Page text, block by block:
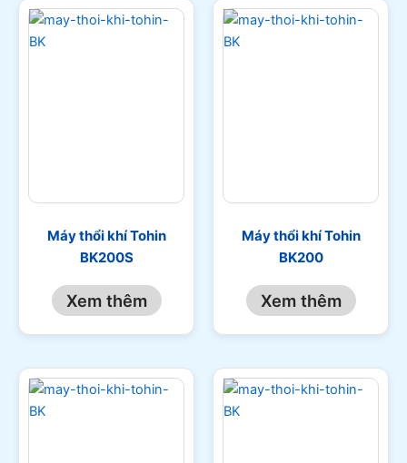
Máy thổi khí Tohin
BK200S
Xem thêm
Máy thổi khí Tohin
BK200
Xem thêm